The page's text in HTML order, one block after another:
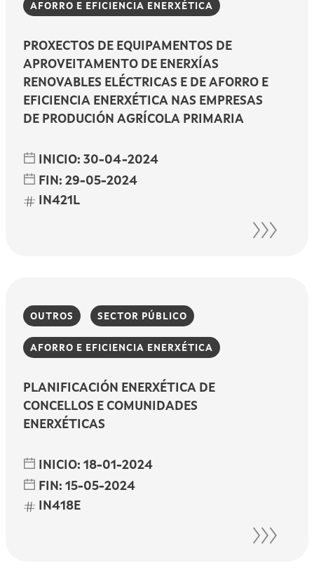
AFORRO E EFICIENCIA ENERXÉTICA
PROXECTOS DE EQUIPAMENTOS DE
APROVEITAMENTO DE ENERXÍAS
RENOVABLES ELÉCTRICAS E DE AFORRO E
EFICIENCIA ENERXÉTICA NAS EMPRESAS
DE PRODUCIÓN AGRÍCOLA PRIMARIA
INICIO: 30-04-2024
FIN: 29-05-2024
IN421L
OUTROS SECTOR PÚBLICO
AFORRO E EFICIENCIA ENERXÉTICA
PLANIFICACIÓN ENERXÉTICA DE
CONCELLOS E COMUNIDADES
ENERXÉTICAS
INICIO: 18-01-2024
FIN: 15-05-2024
IN418E